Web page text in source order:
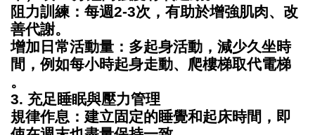
阻力訓練 ：每週2-3次，有助於增強肌肉、改
善代謝。
增加日常活動量 ：多起身活動，減少久坐時
間，例如每小時起身走動、爬樓梯取代電梯
。
3. 充足睡眠與壓力管理
規律作息 ：建立固定的睡覺和起床時間，即